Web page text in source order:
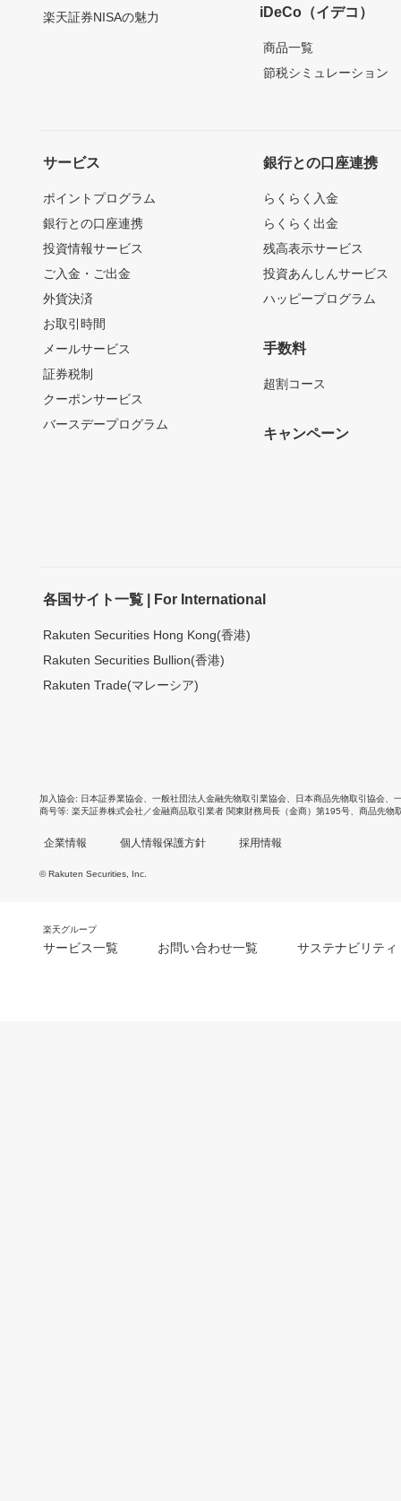
楽天証券NISAの魅力
iDeCo（イデコ）
商品一覧
節税シミュレーション
サービス
ポイントプログラム
銀行との口座連携
投資情報サービス
ご入金・ご出金
外貨決済
お取引時間
メールサービス
証券税制
クーポンサービス
バースデープログラム
銀行との口座連携
らくらく入金
らくらく出金
残高表示サービス
投資あんしんサービス
ハッピープログラム
手数料
超割コース
キャンペーン
各国サイト一覧 | For International
Rakuten Securities Hong Kong(香港)
Rakuten Securities Bullion(香港)
Rakuten Trade(マレーシア)
加入協会 日本証券業協会 一般社団法人金融先物取引業協会 日本商品先物取引協会
商号等 楽天証券株式会社／金融商品取引業者 関東財務局長（金商）第195号、商品先物
企業情報 個人情報保護方針 採用情報
© Rakuten Securities, Inc.
楽天グループ
サービス一覧 お問い合わせ一覧 サステナビリティ